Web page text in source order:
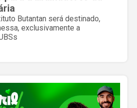
Butantan será destinado,
exclusivamente a